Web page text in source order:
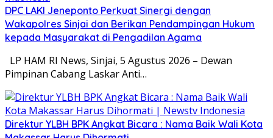
DPC LAKI Jeneponto Perkuat Sinergi dengan
Wakapolres Sinjai dan Berikan Pendampingan Hukum
kepada Masyarakat di Pengadilan Agama
LP HAM RI News, Sinjai, 5 Agustus 2026 – Dewan
Pimpinan Cabang Laskar Anti…
Direktur YLBH BPK Angkat Bicara : Nama Baik Wali Kota